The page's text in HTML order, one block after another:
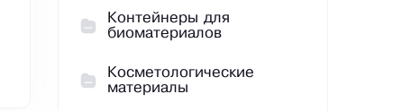
Контейнеры для
биоматериалов
Косметологические
материалы